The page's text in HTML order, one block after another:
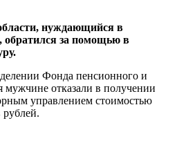
нуждающийся в
обратился за помощью в
Фонда пенсионного и
мужчине отказали в получении
управлением стоимостью